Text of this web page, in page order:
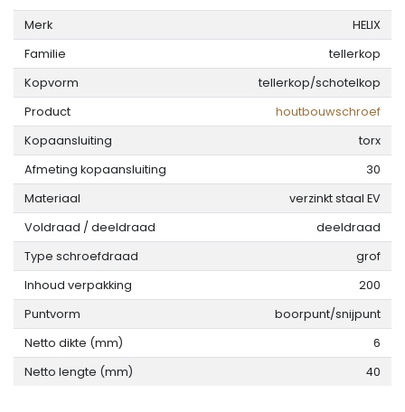
Merk
HELIX
Familie
tellerkop
Kopvorm
tellerkop/schotelkop
Product
houtbouwschroef
Kopaansluiting
torx
Afmeting kopaansluiting
30
Materiaal
verzinkt staal EV
Voldraad / deeldraad
deeldraad
Type schroefdraad
grof
Inhoud verpakking
200
Puntvorm
boorpunt/snijpunt
Netto dikte (mm)
6
Netto lengte (mm)
40